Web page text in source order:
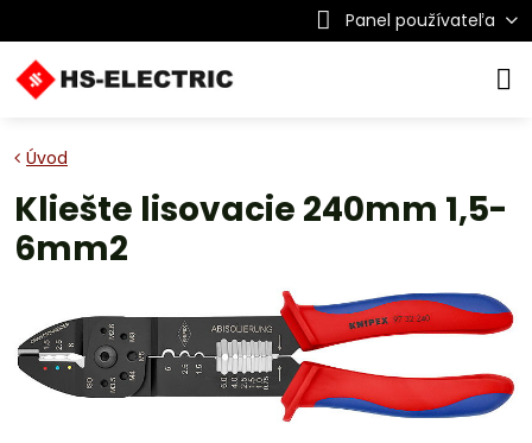
Panel používateľa
Úvod
Kliešte lisovacie 240mm 1,5-
6mm2